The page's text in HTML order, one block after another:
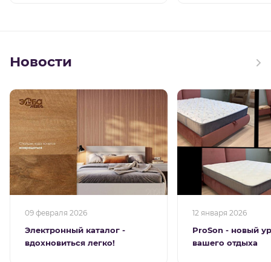
Новости
09 февраля 2026
Электронный каталог -
вдохновиться легко!
12 января 2026
ProSon - новый
вашего отдыха